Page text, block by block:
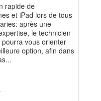
rapide de
et iPad lors de tous
après une
le technicien
pourra vous orienter
option, afin dans